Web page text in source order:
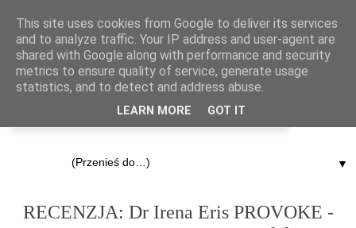
▼
RECENZJA: Dr Irena Eris PROVOKE -
This site uses cookies from Google to deliver its services
and to analyze traffic. Your IP address and user-agent are
shared with Google along with performance and security
metrics to ensure quality of service, generate usage
statistics, and to detect and address abuse.
LEARN MORE GOT IT